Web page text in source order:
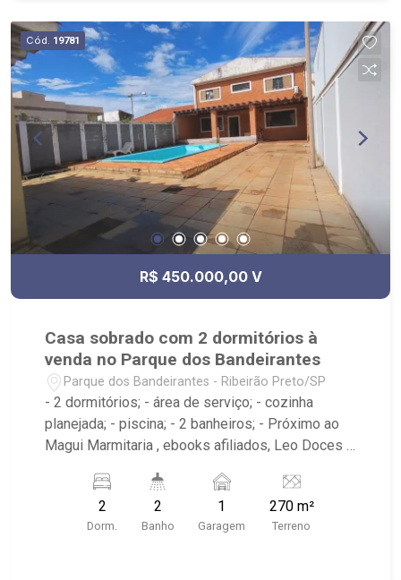
Cód. 19781
R$ 450.000,00 V
Casa sobrado com 2 dormitórios à
venda no Parque dos Bandeirantes
Parque dos Bandeirantes - Ribeirão Preto/SP
- 2 dormitórios; - área de serviço; - cozinha
planejada; - piscina; - 2 banheiros; - Próximo ao
Magui Marmitaria , ebooks afiliados, Leo Doces e
compra e locação. - Sinta-se em casa na Ribeirão
Imóveis, afinal Somos e Vivemos Ribeirão: -
funcionários capacitados; - processos rápidos e
2
Dorm.
2
Banho
1
Garagem
270 m²
Terreno